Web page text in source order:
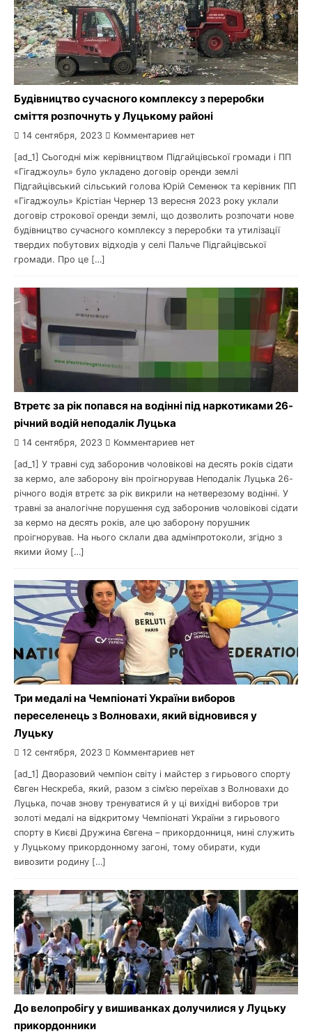
Будівництво сучасного комплексу з переробки
сміття розпочнуть у Луцькому районі
14 сентября, 2023 Комментариев нет
[ad_1] Сьогодні між керівництвом Підгайцівської громади і ПП
«Гігаджоуль» було укладено договір оренди землі
Підгайцівський сільський голова Юрій Семенюк та керівник ПП
«Гігаджоуль» Крістіан Чернер 13 вересня 2023 року уклали
договір строкової оренди землі, що дозволить розпочати нове
будівництво сучасного комплексу з переробки та утилізації
твердих побутових відходів у селі Пальче Підгайцівської
громади. Про це […]
Втретє за рік попався на водінні під наркотиками 26-
річний водій неподалік Луцька
14 сентября, 2023 Комментариев нет
[ad_1] У травні суд заборонив чоловікові на десять років сідати
за кермо, але заборону він проігнорував Неподалік Луцька 26-
річного водія втретє за рік викрили на нетверезому водінні. У
травні за аналогічне порушення суд заборонив чоловікові сідати
за кермо на десять років, але цю заборону порушник
проігнорував. На нього склали два адмінпротоколи, згідно з
якими йому […]
Три медалі на Чемпіонаті України виборов
переселенець з Волновахи, який відновився у
Луцьку
12 сентября, 2023 Комментариев нет
[ad_1] Дворазовий чемпіон світу і майстер з гирьового спорту
Євген Нескреба, який, разом з сім’єю переїхав з Волновахи до
Луцька, почав знову тренуватися й у ці вихідні виборов три
золоті медалі на відкритому Чемпіонаті України з гирьового
спорту в Києві Дружина Євгена – прикордонниця, нині служить
у Луцькому прикордонному загоні, тому обирати, куди
вивозити родину […]
До велопробігу у вишиванках долучилися у Луцьку
прикордонники